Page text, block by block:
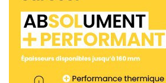
responsable. Cette dernière
bas carbone du futur marché
est un challenge qui nous
limites ».